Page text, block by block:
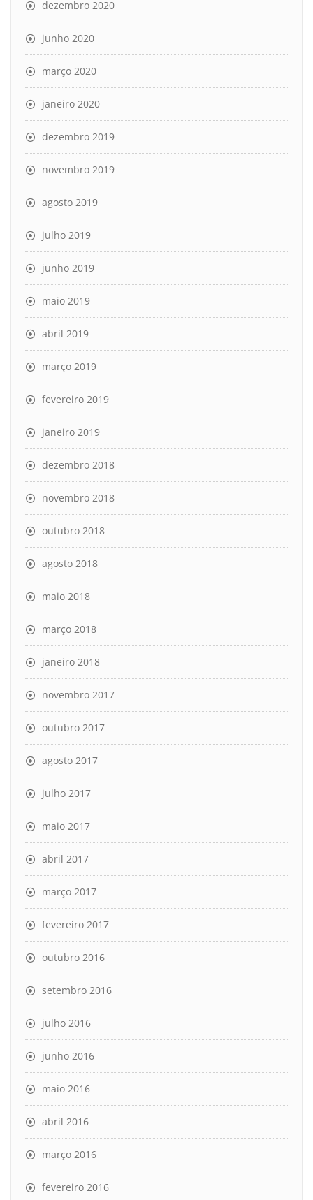
dezembro 2020
junho 2020
março 2020
janeiro 2020
dezembro 2019
novembro 2019
agosto 2019
julho 2019
junho 2019
maio 2019
abril 2019
março 2019
fevereiro 2019
janeiro 2019
dezembro 2018
novembro 2018
outubro 2018
agosto 2018
maio 2018
março 2018
janeiro 2018
novembro 2017
outubro 2017
agosto 2017
julho 2017
maio 2017
abril 2017
março 2017
fevereiro 2017
outubro 2016
setembro 2016
julho 2016
junho 2016
maio 2016
abril 2016
março 2016
fevereiro 2016